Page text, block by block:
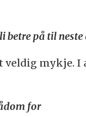
betre på til neste
veldig mykje. I
for